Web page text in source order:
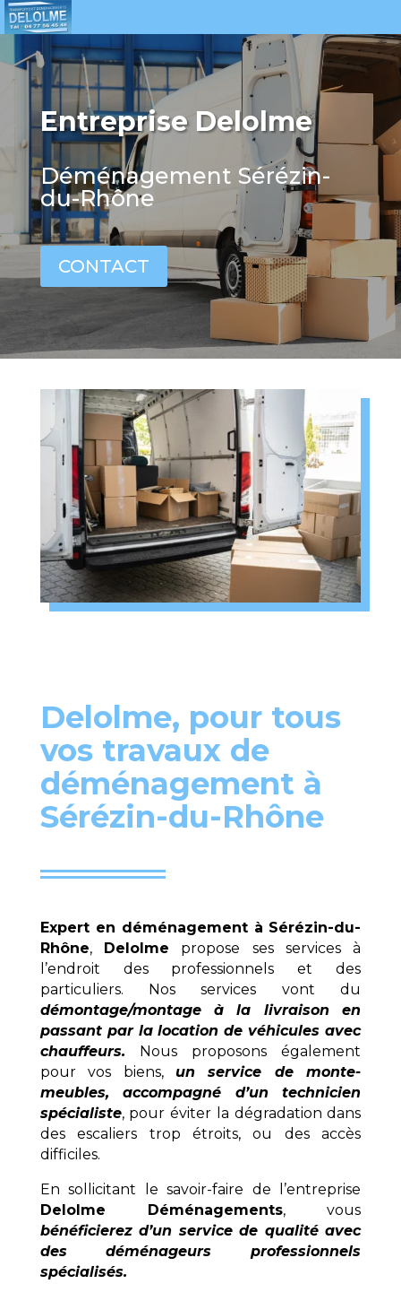
Entreprise Delolme
Déménagement Sérézin-
du-Rhône
CONTACT
Delolme, pour tous
vos travaux de
déménagement à
Sérézin-du-Rhône
Expert en déménagement à Sérézin-du-
Rhône, Delolme propose ses services à
l’endroit des professionnels et des
particuliers. Nos services vont du
démontage/montage à la livraison en
passant par la location de véhicules avec
chauffeurs. Nous proposons également
pour vos biens, un service de monte-
meubles, accompagné d’un technicien
spécialiste, pour éviter la dégradation dans
des escaliers trop étroits, ou des accès
difficiles.
En sollicitant le savoir-faire de l’entreprise
Delolme Déménagements, vous
bénéficierez d’un service de qualité avec
des déménageurs professionnels
spécialisés.